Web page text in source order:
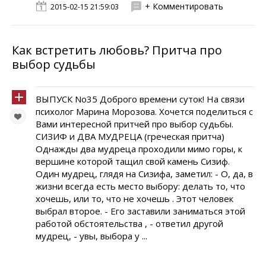
2015-02-15 21:59:03 + Комментировать
Как встретить любовь? Притча про
выбор судьбы
ВЫПУСК No35 Доброго времени суток! На связи
психолог Марина Морозова. Хочется поделиться с
Вами интересной притчей про выбор судьбы.
СИЗИФ и ДВА МУДРЕЦА (греческая притча)
Однажды два мудреца проходили мимо горы, к
вершине которой тащил свой камень Сизиф.
Один мудрец, глядя на Сизифа, заметил: - О, да, в
жизни всегда есть место выбору: делать то, что
хочешь, или то, что не хочешь . Этот человек
выбрал второе. - Его заставили заниматься этой
работой обстоятельства , - ответил другой
мудрец, - увы, выбора у ...